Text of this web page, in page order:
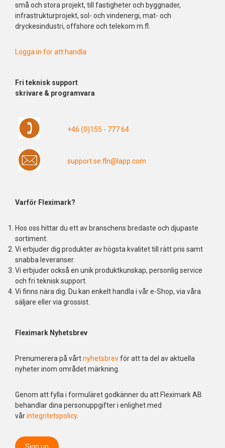
små och stora projekt, till fastigheter och byggnader,
infrastrukturprojekt, sol- och vindenergi, mat- och
dryckesindustri, offshore och telekom m.fl.
Logga in för att handla
Fri teknisk support
skrivare & programvara
+46 (0)155 - 777 64
support.se.fln@lapp.com
Varför Fleximark?
Hos oss hittar du ett av branschens bredaste och djupaste
sortiment.
Vi erbjuder dig produkter av högsta kvalitet till rätt pris samt
snabba leveranser.
Vi erbjuder också en unik produktkunskap, personlig service
och fri teknisk support.
Vi finns nära dig. Du kan enkelt handla i vår e-Shop, via våra
säljare eller via grossist.
Fleximark Nyhetsbrev
Prenumerera på vårtnyhetsbrevför att ta del av aktuella
nyheter inom området märkning.
Genom att fylla i formuläret godkänner du att Fleximark AB
behandlar dina personuppgifter i enlighet med
vårintegritetspolicy.